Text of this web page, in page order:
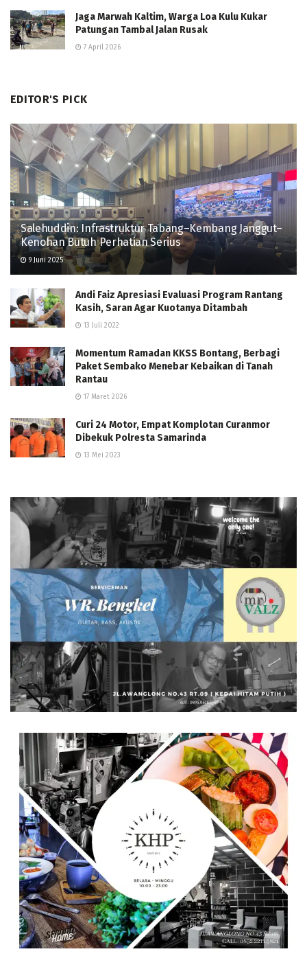
Jaga Marwah Kaltim, Warga Loa Kulu Kukar
Patungan Tambal Jalan Rusak
7 April 2026
EDITOR'S PICK
Salehuddin: Infrastruktur Tabang–Kembang Janggut–
Kenohan Butuh Perhatian Serius
9 Juni 2025
Andi Faiz Apresiasi Evaluasi Program Rantang
Kasih, Saran Agar Kuotanya Ditambah
13 Juli 2022
Momentum Ramadan KKSS Bontang, Berbagi
Paket Sembako Menebar Kebaikan di Tanah
Rantau
17 Maret 2026
Curi 24 Motor, Empat Komplotan Curanmor
Dibekuk Polresta Samarinda
13 Mei 2023